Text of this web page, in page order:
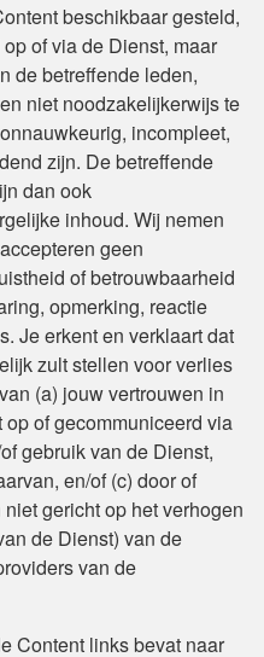
beschikbaar gesteld,
of via de Dienst, maar
de betreffende leden,
niet noodzakelijkerwijs te
incompleet,
zijn. De betreffende
dan ook
inhoud. Wij nemen
geen
of betrouwbaarheid
opmerking, reactie
Je erkent en verklaart dat
zult stellen voor verlies
(a) jouw vertrouwen in
of gecommuniceerd via
gebruik van de Dienst,
en/of (c) door of
gericht op het verhogen
de Dienst) van de
van de
Content links bevat naar